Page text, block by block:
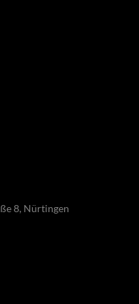
8, Nürtingen